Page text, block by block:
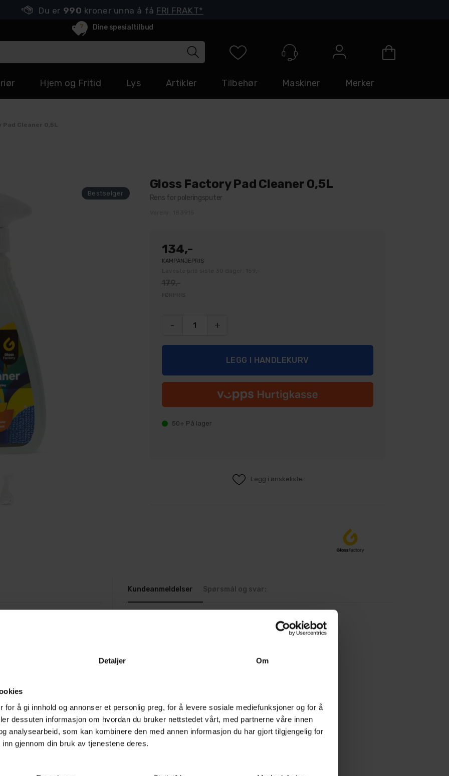
Detaljer Om
for å gi innhold og annonser et personlig preg, for å levere sosiale mediefunksjoner og for å
dessuten informasjon om hvordan du bruker nettstedet vårt, med partnerne våre innen
analysearbeid, som kan kombinere den med annen informasjon du har gjort tilgjengelig for
gjennom din bruk av tjenestene deres.
7 Dine spesialtilbud
Hjem og Fritid Lys Artikler Tilbehør Maskiner Merker
Du er 990 kroner unna å få FRI FRAKT*
Gloss Factory Pad Cleaner 0,5L
Rens for poleringsputer
134,-
KAMPANJEPRIS
FØRPRIS
- +
50+ På lager
Legg i ønskeliste
et tynt lag av
poleringsmiddel
ikke fjernes, vil
neste bruk. Riktig
putenes effekt og
kun skal brukes én
putene derimot
å satse på solide
Turisimo Pad
polish og lakkrester
Kundeanmeldelser Spørsmål og svar: